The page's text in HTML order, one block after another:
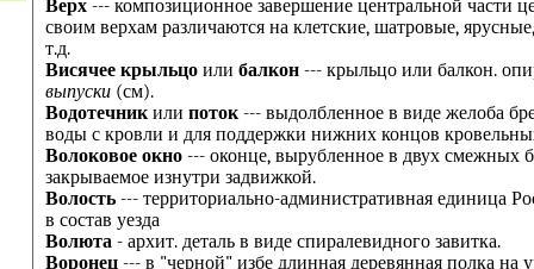
Верх --- композиционное завершение центральной части
своим верхам различаются на клетские, шатровые,
т.д.
Висячее крыльцоили балкон--- крыльцо или балкон.
выпуски (см).
Водотечникили поток--- выдолбленное в виде желоба
воды с кровли и для поддержки нижних концов
Волоковое окно--- оконце, вырубленное в двух смежных
закрываемое изнутри задвижкой.
Волость --- территориально-административная единица
в состав уезда
Волюта - архит. деталь в виде спиралевидного завитка.
Воронец--- в "черной" избе длинная деревянная полка на